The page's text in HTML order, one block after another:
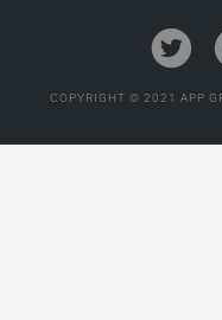
COPYRIGHT © 2021 APP